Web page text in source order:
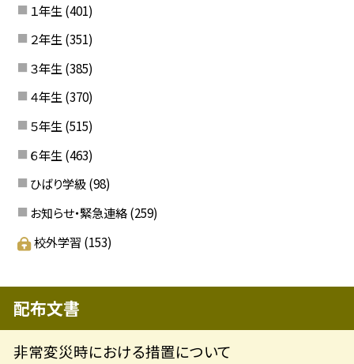
１年生 (401)
２年生 (351)
３年生 (385)
４年生 (370)
５年生 (515)
６年生 (463)
ひばり学級 (98)
お知らせ・緊急連絡 (259)
校外学習 (153)
配布文書
非常変災時における措置について